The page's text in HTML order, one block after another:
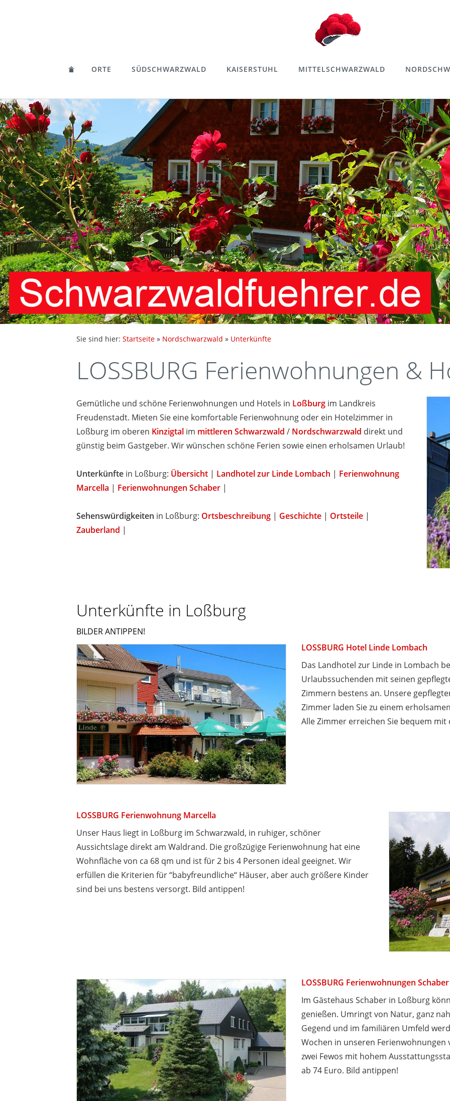
ORTE SÜDSCHWARZWALD KAISERSTUHL MITTELSCHWARZWALD
Sie sind hier: Startseite » Nordschwarzwald » Unterkünfte
LOSSBURG Ferienwohnungen &
Gemütliche und schöne Ferienwohnungen und Hotels in Loßburg im Landkreis
Freudenstadt. Mieten Sie eine komfortable Ferienwohnung oder ein Hotelzimmer in
Loßburg im oberen Kinzigtal im mittleren Schwarzwald / Nordschwarzwald direkt und
günstig beim Gastgeber. Wir wünschen schöne Ferien sowie einen erholsamen Urlaub!
Unterkünfte in Loßburg: Übersicht | Landhotel zur Linde Lombach | Ferienwohnung
Marcella | Ferienwohnungen Schaber |
Sehenswürdigkeiten in Loßburg: Ortsbeschreibung | Geschichte | Ortsteile |
Zauberland |
Unterkünfte in Loßburg
BILDER ANTIPPEN!
LOSSBURG Hotel Linde Lombach
Das Landhotel zur Linde in Lombach
Urlaubssuchenden mit seinen
Zimmern bestens an. Unsere
Zimmer laden Sie zu einem
Alle Zimmer erreichen Sie bequem
LOSSBURG Ferienwohnung Marcella
Unser Haus liegt in Loßburg im Schwarzwald, in ruhiger, schöner
Aussichtslage direkt am Waldrand. Die großzügige Ferienwohnung hat eine
Wohnfläche von ca 68 qm und ist für 2 bis 4 Personen ideal geeignet. Wir
erfüllen die Kriterien für “babyfreundliche“ Häuser, aber auch größere Kinder
sind bei uns bestens versorgt. Bild antippen!
LOSSBURG Ferienwohnungen Schaber
Im Gästehaus Schaber in Loßburg
genießen. Umringt von Natur, ganz
Gegend und im familiären Umfeld
Wochen in unseren
zwei Fewos mit hohem
ab 74 Euro. Bild antippen!